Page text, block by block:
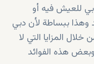
للعيش فيه أو
وهذا ببساطة لأن دبي
المزايا التي لا
هذه الفوائد